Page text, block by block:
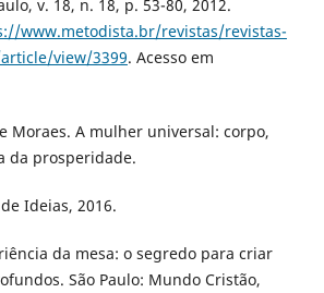
v. 18, n. 18, p. 53-80, 2012.
www.metodista.br/revistas/revistas-
view/3399. Acesso em
Moraes. A mulher universal: corpo,
da prosperidade.
Ideias, 2016.
da mesa: o segredo para criar
São Paulo: Mundo Cristão,